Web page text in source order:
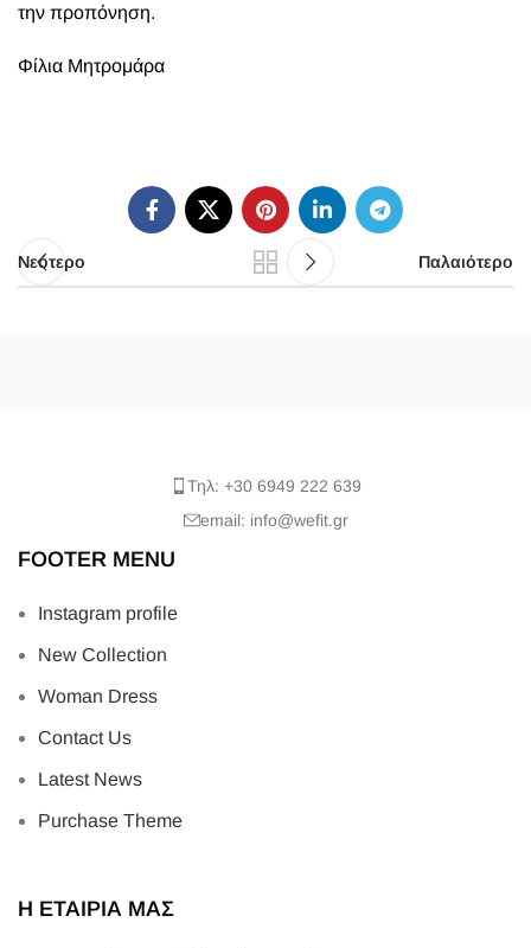
την προπόνηση.
Φίλια Μητρομάρα
Νεότερο Παλαιότερο
Τηλ: +30 6949 222 639
email: info@wefit.gr
FOOTER MENU
Instagram profile
New Collection
Woman Dress
Contact Us
Latest News
Purchase Theme
Η ΕΤΑΙΡΙΑ ΜΑΣ